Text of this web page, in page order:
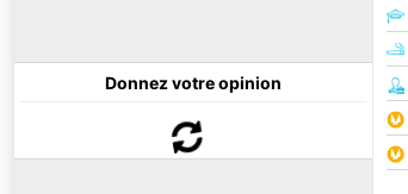
Donnez votre opinion